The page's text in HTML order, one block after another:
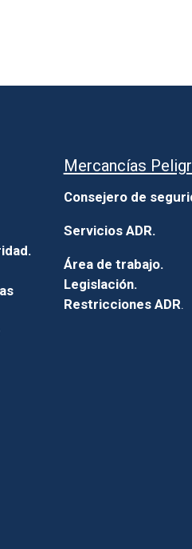
Mercancías
Consejero de
Servicios ADR.
Área de trabajo.
Legislación.
Restricciones ADR.